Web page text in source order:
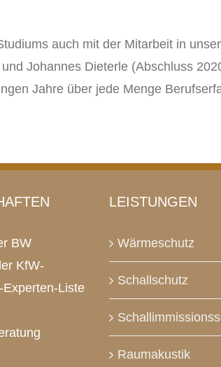
auch mit der Mitarbeit in
Johannes Dieterle (Abschluss
Jahre über jede Menge
BW
KfW-
Liste
LEISTUNGEN
Wärmeschutz
Schallschutz
Raumakustik